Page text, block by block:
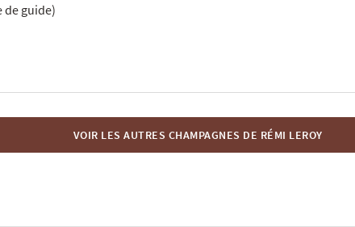
de guide)
VOIR LES AUTRES CHAMPAGNES DE RÉMI LEROY